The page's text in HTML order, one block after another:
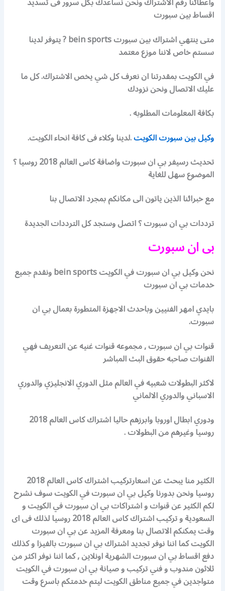
اقساط بين سبورت
متى ينتهي اشتراك بين سبورت bein sports ? يتوفر لدينا
سستم خاص لاننا موزع معتمد
في الكويت بمقدرتنا ان نعرف كل شي يخص الاشتراك. كل ما
عليك الاتصال ونحن نزودك
بكافة المعلومات المطلوبه .
وكيل بين سبورت الكويت.لدينا وكلاء فى كافة انحاء الكويت.
تحديث رسيفر بي ان سبورت واضافة كاس العالم 2018 روسيا ؟
الموضوع سهل للغاية
مع خبرائنا الذين ياتون الى مكانكم بمجرد الاتصال بنا
ترددات بي ان سبورت ؟ اتصل وستجد كل الترددات الجديدة
بى ان سبورت
نحن وكيل بي ان سبورت في الكويت bein sports ونقدم جميع
خدمات بي ان سبورت
بايدي امهر الفنيين وباحدث الاجهزة المتطورة بعمال بي ان
سبورت.
قنوات بي ان سبورت , مجموعه قنوات غنيه عن التعريف فهي
القنوات صاحبه حقوق البث المباشر
لاكثر البطولات شعبيه في العالم مثل الدوري الانجليزي والدوري
الاسباني والدوري الالماني
ودوري ابطال اوروبا وابرزهم حاليا اشتراك كاس العالم 2018
روسيا وغيرهم من البطولات .
الكثير منا يبحث عن اسعارتركيب اشتراك كاس العالم 2018
روسيا ونحن بدورنا وكيل بي ان سبورت في الكويت سوف نشرح
لكم الكثير عن قنوات و اشتراكات بي ان سبورت في الكويت و
السعودية و تركيب اشتراك كاس العالم 2018 روسيا لذلك فى اى
وقت يمكنكم الاتصال بنا ومعرفة المزيد عن بي ان سبورت
الكويت كما اننا نوفر تجديد اشتراك بي ان سبورت بالفيزا و كذلك
دفع اقساط بي ان سبورت الشهرية اونلاين , كما اننا نوفر اكثر من
ثلاثون مندوب و فني تركيب و صيانة بي ان سبورت في الكويت
متواجدين في جميع مناطق الكويت ليتم خدمتكم باسرع وقت